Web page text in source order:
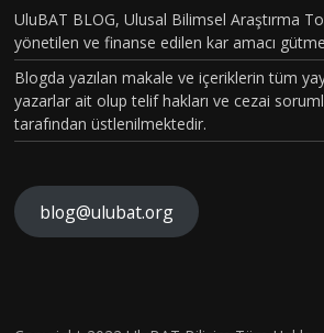
UluBAT BLOG, Ulusal Bilimsel Araştırma
yönetilen ve finanse edilen kar amacı
Blogda yazılan makale ve içeriklerin tüm
yazarlar ait olup telif hakları ve cezai
tarafından üstlenilmektedir.
blog@ulubat.org
BÖLÜM
VAKASI
GERÇEK
OLDU :
TÜRKİY